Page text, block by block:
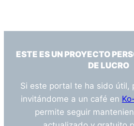
ESTE ES UN PROYECTO
DE LUCRO
Si este portal te ha sido útil,
invitándome a un café en
permite seguir